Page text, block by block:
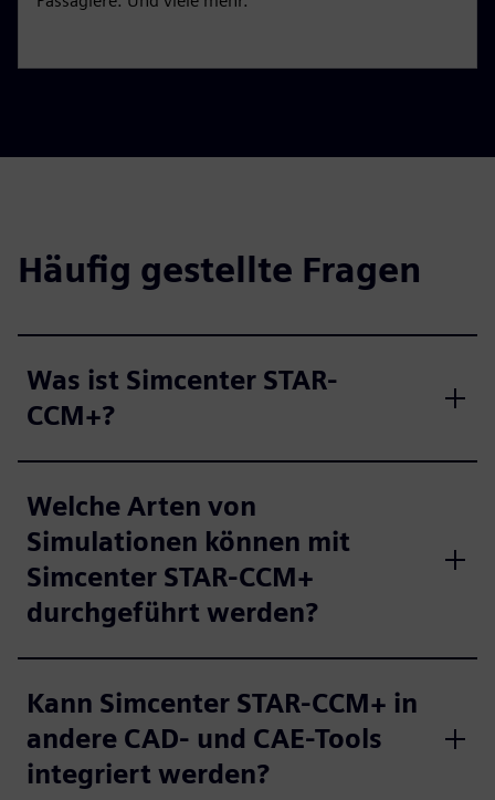
Häufig gestellte Fragen
Was ist Simcenter STAR-
CCM+?
Welche Arten von
Simulationen können mit
Simcenter STAR-CCM+
durchgeführt werden?
Kann Simcenter STAR-CCM+ in
andere CAD- und CAE-Tools
integriert werden?